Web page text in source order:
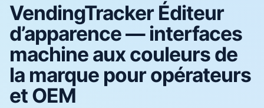
VendingTracker Éditeur
d’apparence — interfaces
machine aux couleurs de
la marque pour opérateurs
et OEM